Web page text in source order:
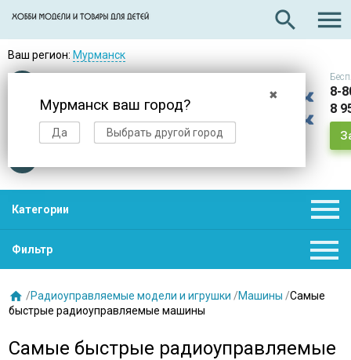
search 
Ваш регион: Мурманск
✖
Мурманск ваш город?
Да Выбрать другой город
Доставкав день заказа
8-
8
Категории 
Фильтр 
 /Радиоуправляемые модели и игрушки /Машины /Самые
быстрые радиоуправляемые машины
Самые быстрые радиоуправляемые